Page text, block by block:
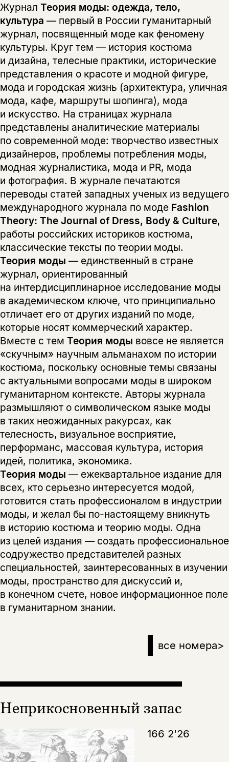
Журнал Теория моды: одежда, тело,
культура — первый в России гуманитарный
журнал, посвященный моде как феномену
культуры. Круг тем — история костюма
и дизайна, телесные практики, исторические
представления о красоте и модной фигуре,
мода и городская жизнь (архитектура, уличная
мода, кафе, маршруты шопинга), мода
и искусство. На страницах журнала
представлены аналитические материалы
по современной моде: творчество известных
дизайнеров, проблемы потребления моды,
модная журналистика, мода и PR, мода
и фотография. В журнале печатаются
переводы статей западных ученых из ведущего
международного журнала по моде Fashion
Theory: The Journal of Dress, Body & Culture,
работы российских историков костюма,
классические тексты по теории моды.
Теория моды — единственный в стране
журнал, ориентированный
на интердисциплинарное исследование моды
в академическом ключе, что принципиально
отличает его от других изданий по моде,
которые носят коммерческий характер.
Вместе с тем Теория моды вовсе не является
«скучным» научным альманахом по истории
костюма, поскольку основные темы связаны
с актуальными вопросами моды в широком
гуманитарном контексте. Авторы журнала
размышляют о символическом языке моды
в таких неожиданных ракурсах, как
телесность, визуальное восприятие,
перформанс, массовая культура, история
идей, политика, экономика.
Теория моды — ежеквартальное издание для
всех, кто серьезно интересуется модой,
готовится стать профессионалом в индустрии
моды, и желал бы по-настоящему вникнуть
в историю костюма и теорию моды. Одна
из целей издания — создать профессиональное
содружество представителей разных
специальностей, заинтересованных в изучении
моды, пространство для дискуссий и,
в конечном счете, новое информационное поле
в гуманитарном знании.
все номера>
Неприкосновенный запас
166 2'26